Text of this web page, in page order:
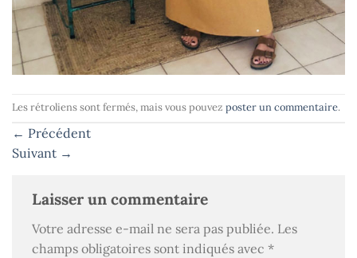
Les rétroliens sont fermés, mais vous pouvez poster un commentaire.
← Précédent
Suivant →
Laisser un commentaire
Votre adresse e-mail ne sera pas publiée. Les
champs obligatoires sont indiqués avec *